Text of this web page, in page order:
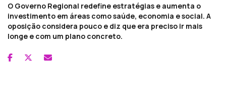
O Governo Regional redefine estratégias e aumenta o
investimento em áreas como saúde, economia e social. A
oposição considera pouco e diz que era preciso ir mais
longe e com um plano concreto.